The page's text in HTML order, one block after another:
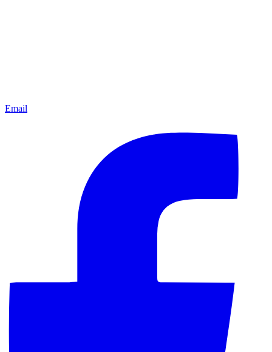
Email